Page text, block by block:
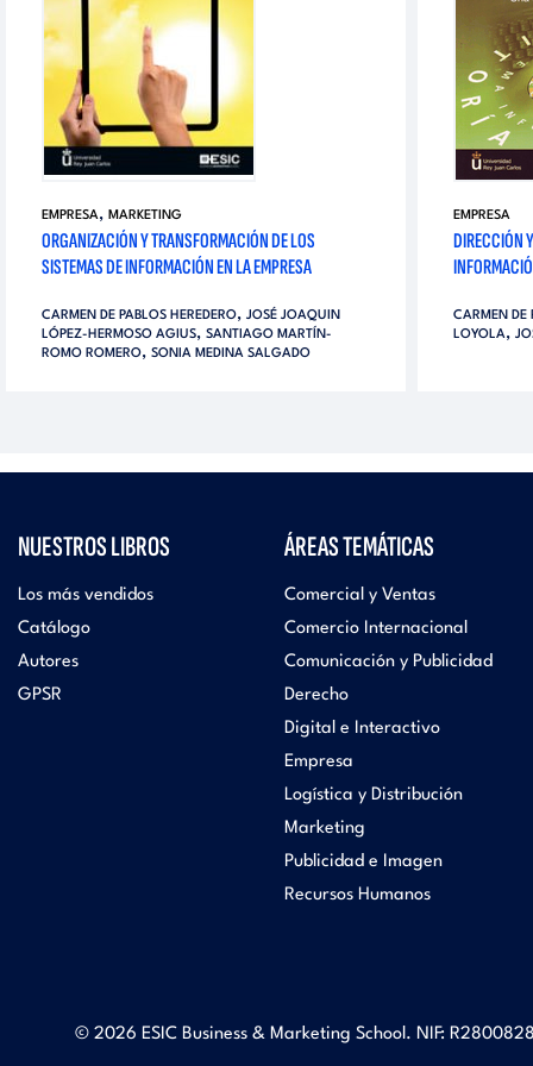
EMPRESA, MARKETING
ORGANIZACIÓN Y TRANSFORMACIÓN DE LOS
SISTEMAS DE INFORMACIÓN EN LA EMPRESA
CARMEN DE PABLOS HEREDERO, JOSÉ JOAQUIN
LÓPEZ-HERMOSO AGIUS, SANTIAGO MARTÍN-
ROMO ROMERO, SONIA MEDINA SALGADO
EMPRESA
DIRECCIÓN
CARMEN DE
LOYOLA,
NUESTROS LIBROS
Los más vendidos
Catálogo
Autores
GPSR
ÁREAS TEMÁTICAS
Comercial y Ventas
Comercio Internacional
Comunicación y Publicidad
Derecho
Digital e Interactivo
Empresa
Logística y Distribución
Marketing
Publicidad e Imagen
Recursos Humanos
© 2026 ESIC Business & Marketing School. NIF: